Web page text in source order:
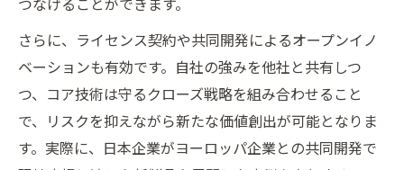
事例
輸出成功を導く知的財産戦略の実践例
知的財産の現場活用がもたらす輸出効果と
は
さらに、ライセンス契約や共同開発によるオープンイノ
ベーションも有効です。自社の強みを他社と共有しつ
つ、コア技術は守るクローズ戦略を組み合わせること
で、リスクを抑えながら新たな価値創出が可能となりま
す。実際に、日本企業がヨーロッパ企業との共同開発で